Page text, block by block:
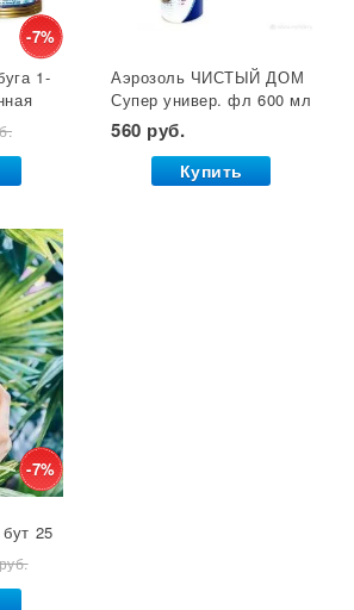
крыс
Отрава от крыс Семена салата
-7%
1-
Аэрозоль ЧИСТЫЙ ДОМ
Супер универ. фл 600 мл
(двойное распыление)
GB 1/24*
560 руб.
Купить
-7%
25